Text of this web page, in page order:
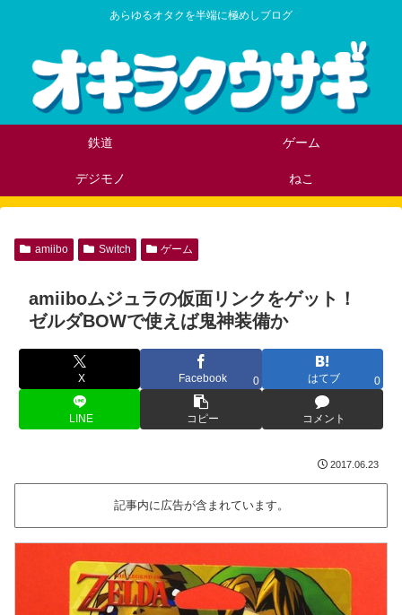
あらゆるオタクを半端に極めしブログ
鉄道 ゲーム
デジモノ ねこ
amiibo Switch ゲーム
amiiboムジュラの仮面リンクをゲット！
ゼルダBOWで使えば鬼神装備か
X Facebook 0 はてブ 0
LINE コピー コメント
2017.06.23
記事内に広告が含まれています。